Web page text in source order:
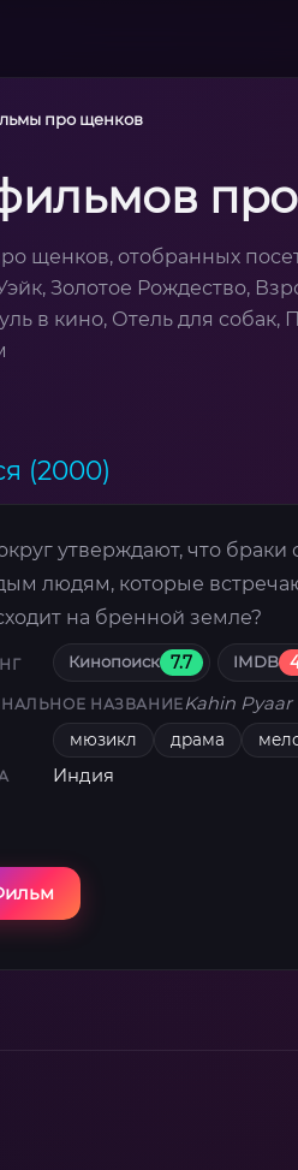
про щенков
щенков, отобранных
Золотое Рождество,
в кино, Отель для собак,
(2000)
утверждают, что
людям, которые
на бренной земле?
Кинопоиск 7.7 IMDB
НАЗВАНИЕKahin Pyaar
мюзикл драма
Индия